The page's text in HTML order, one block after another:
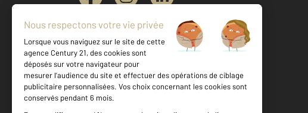
Votre agence est notée